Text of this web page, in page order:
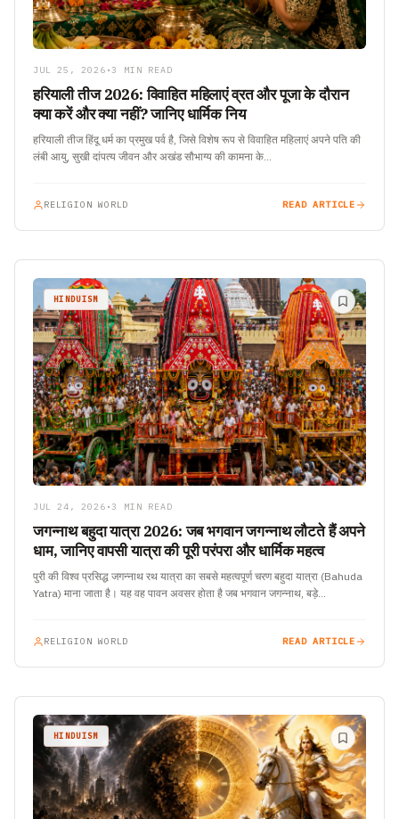
JUL 25, 2026 • 3 MIN READ
हरियाली तीज 2026: विवाहित महिलाएं व्रत और पूजा के दौरान
क्या करें और क्या नहीं? जानिए धार्मिक निय
हरियाली तीज हिंदू धर्म का प्रमुख पर्व है, जिसे विशेष रूप से विवाहित महिलाएं अपने पति की
लंबी आयु, सुखी दांपत्य जीवन और अखंड सौभाग्य की कामना के…
RELIGION WORLD READ ARTICLE
HINDUISM
JUL 24, 2026 • 3 MIN READ
जगन्नाथ बहुदा यात्रा 2026: जब भगवान जगन्नाथ लौटते हैं अपने
धाम, जानिए वापसी यात्रा की पूरी परंपरा और धार्मिक महत्व
पुरी की विश्व प्रसिद्ध जगन्नाथ रथ यात्रा का सबसे महत्वपूर्ण चरण बहुदा यात्रा (Bahuda
Yatra) माना जाता है। यह वह पावन अवसर होता है जब भगवान जगन्नाथ, बड़े…
RELIGION WORLD READ ARTICLE
HINDUISM